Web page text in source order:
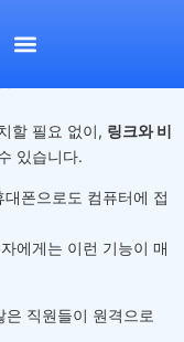
할 필요 없이, 링크와 비
있습니다.
폰으로도 컴퓨터에 접
에게는 이런 기능이 매
직원들이 원격으로